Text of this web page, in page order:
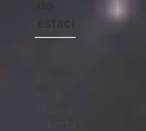
estacionamento?